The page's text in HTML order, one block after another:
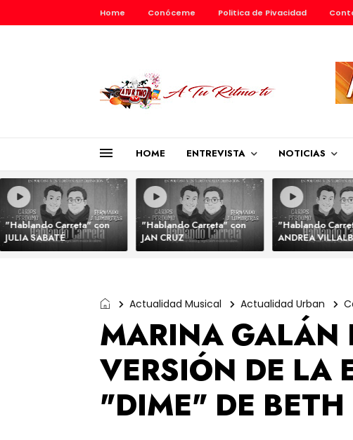
Home Conóceme Politica de Pivacidad
HOME ENTREVISTA NOTICIAS
"Hablando Carreta" con
JULIA SABATÉ
"Hablando Carreta" con
JAN CRUZ
"Hablando
ANDREA
Actualidad Musical Actualidad Urban
MARINA GALÁN
VERSIÓN DE LA
"DIME" DE BETH